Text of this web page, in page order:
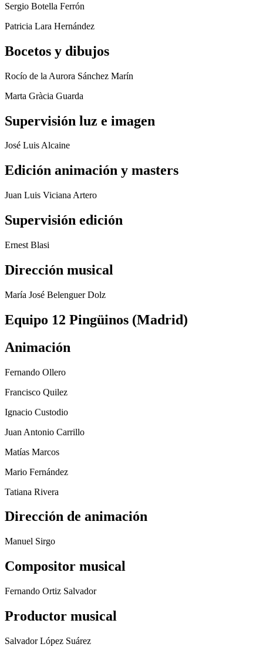
Sergio Botella Ferrón
Patricia Lara Hernández
Bocetos y dibujos
Rocío de la Aurora Sánchez Marín
Marta Gràcia Guarda
Supervisión luz e imagen
José Luis Alcaine
Edición animación y masters
Juan Luis Viciana Artero
Supervisión edición
Ernest Blasi
Dirección musical
María José Belenguer Dolz
Equipo 12 Pingüinos (Madrid)
Animación
Fernando Ollero
Francisco Quilez
Ignacio Custodio
Juan Antonio Carrillo
Matías Marcos
Mario Fernández
Tatiana Rivera
Dirección de animación
Manuel Sirgo
Compositor musical
Fernando Ortiz Salvador
Productor musical
Salvador López Suárez